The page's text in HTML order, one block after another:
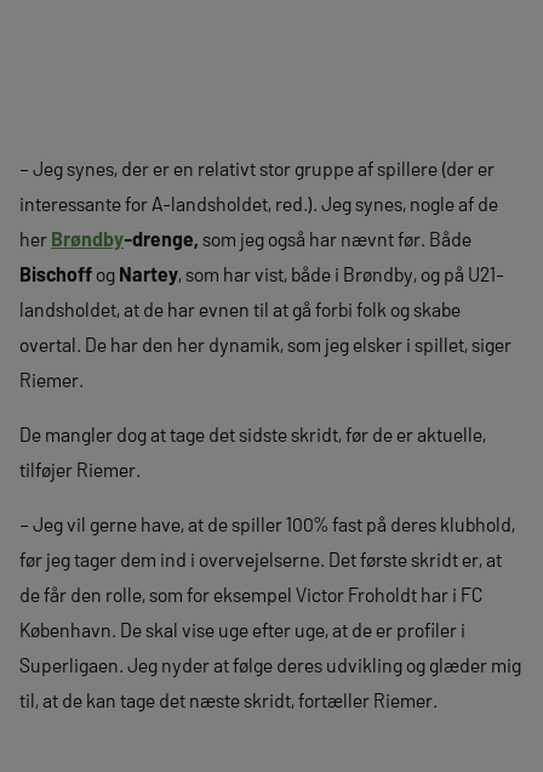
– Jeg synes, der er en relativt stor gruppe af spillere (der er
interessante for A-landsholdet, red.). Jeg synes, nogle af de
her Brøndby-drenge, som jeg også har nævnt før. Både
Bischoff og Nartey, som har vist, både i Brøndby, og på U21-
landsholdet, at de har evnen til at gå forbi folk og skabe
overtal. De har den her dynamik, som jeg elsker i spillet, siger
Riemer.
De mangler dog at tage det sidste skridt, før de er aktuelle,
tilføjer Riemer.
– Jeg vil gerne have, at de spiller 100% fast på deres klubhold,
før jeg tager dem ind i overvejelserne. Det første skridt er, at
de får den rolle, som for eksempel Victor Froholdt har i FC
København. De skal vise uge efter uge, at de er profiler i
Superligaen. Jeg nyder at følge deres udvikling og glæder mig
til, at de kan tage det næste skridt, fortæller Riemer.